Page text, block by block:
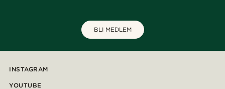
BLI MEDLEM
INSTAGRAM
YOUTUBE